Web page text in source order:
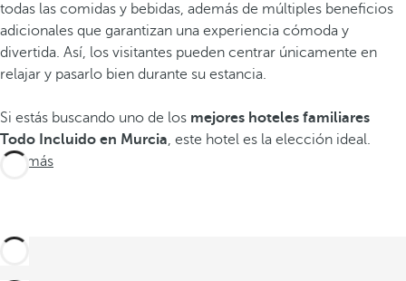
todas las comidas y bebidas, además de múltiples beneficios
adicionales que garantizan una experiencia cómoda y
divertida. Así, los visitantes pueden centrar únicamente en
relajar y pasarlo bien durante su estancia.
Si estás buscando uno de los mejores hoteles familiares
Todo Incluido en Murcia, este hotel es la elección ideal.
Ver más